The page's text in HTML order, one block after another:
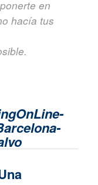
en
hacía tus